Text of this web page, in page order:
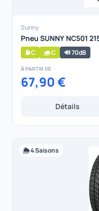
Sunny
Pneu SUNNY NC501
⛽ C 🌧️ C 🔊 70dB
À PARTIR DE
67,90 €
Détails
🌦️ 4 Saisons